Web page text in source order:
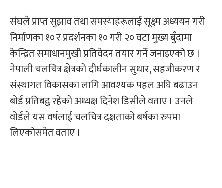
संघले प्राप्त सुझाव तथा समस्याहरूलाई सूक्ष्म अध्ययन गरी
निर्माणका १० र प्रदर्शनका १० गरी २० वटा मुख्य बुँदामा
केन्द्रित समाधानमुखी प्रतिवेदन तयार गर्ने जनाइएको छ ।
नेपाली चलचित्र क्षेत्रको दीर्घकालीन सुधार, सहजीकरण र
संस्थागत विकासका लागि आवश्यक पहल अघि बढाउन
बोर्ड प्रतिबद्व रहेको अध्यक्ष दिनेश डिसीले वताए । उनले
वोर्डले यस वर्षलाई चलचित्र दक्षताको बर्षका रुपमा
लिएकोसमेत वताए ।